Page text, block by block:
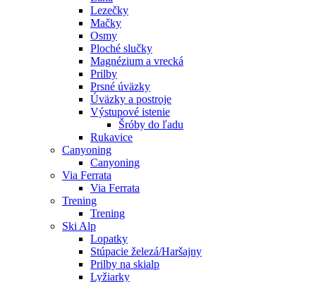
Lezečky
Mačky
Osmy
Ploché slučky
Magnézium a vrecká
Prilby
Prsné úväzky
Úväzky a postroje
Výstupové istenie
Šróby do ľadu
Rukavice
Canyoning
Canyoning
Via Ferrata
Via Ferrata
Trening
Trening
Ski Alp
Lopatky
Stúpacie železá/Haršajny
Prilby na skialp
Lyžiarky